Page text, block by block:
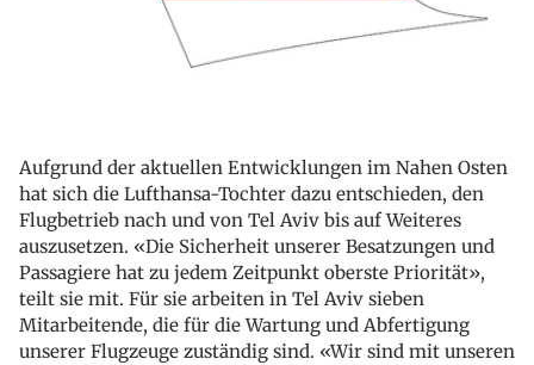
Aufgrund der aktuellen Entwicklungen im Nahen Osten
hat sich die Lufthansa-Tochter dazu entschieden, den
Flugbetrieb nach und von Tel Aviv bis auf Weiteres
auszusetzen. «Die Sicherheit unserer Besatzungen und
Passagiere hat zu jedem Zeitpunkt oberste Priorität»,
teilt sie mit. Für sie arbeiten in Tel Aviv sieben
Mitarbeitende, die für die Wartung und Abfertigung
unserer Flugzeuge zuständig sind. «Wir sind mit unseren